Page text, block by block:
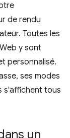
de rendu
Toutes les
y sont
personnalisé.
ses modes
s'affichent tous
un